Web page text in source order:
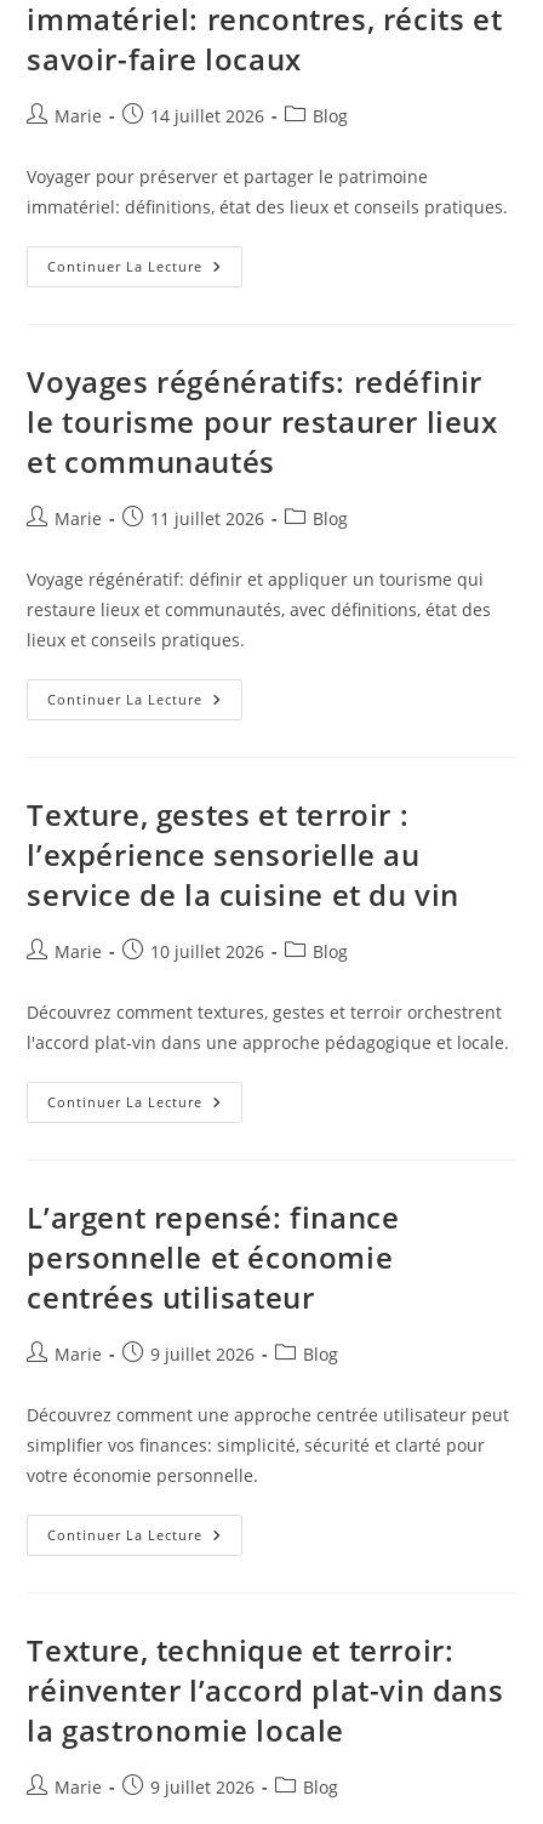
Économie
Autour
De
L’utilisateur
immatériel: rencontres, récits et
savoir-faire locaux
Auteur/autrice
la
publication :
Marie
Publication
14 juillet 2026
PostBlog
Voyager pour préserver et partager le patrimoine
immatériel: définitions, état des lieux et conseils pratiques.
Continuer La Lecture Voyages
Et
Et
Savoir-
Faire
Locaux
Voyages régénératifs: redéfinir
le tourisme pour restaurer lieux
et communautés
Auteur/autrice
la
publication :
Marie
Publication
11 juillet 2026
PostBlog
Voyage régénératif: définir et appliquer un tourisme qui
restaure lieux et communautés, avec définitions, état des
lieux et conseils pratiques.
Continuer La Lecture Voyages
Régénératifs:
Restaurer
Lieux
Communautés
Texture, gestes et terroir :
l’expérience sensorielle au
service de la cuisine et du vin
Auteur/autrice
la
publication :
Marie
Publication
10 juillet 2026
PostBlog
Découvrez comment textures, gestes et terroir orchestrent
l'accord plat-vin dans une approche pédagogique et locale.
Continuer La Lecture Texture,
Gestes
Sensorielle
Au
De
La
Cuisine
Et
L’argent repensé: finance
personnelle et économie
centrées utilisateur
Auteur/autrice
la
publication :
Marie
Publication
9 juillet 2026
PostBlog
Découvrez comment une approche centrée utilisateur peut
simplifier vos finances: simplicité, sécurité et clarté pour
votre économie personnelle.
Continuer La Lecture L’argent
Repensé:
Centrées
Utilisateur
Texture, technique et terroir:
réinventer l’accord plat-vin dans
la gastronomie locale
Auteur/autrice
Marie
Publication
9 juillet 2026
PostBlog